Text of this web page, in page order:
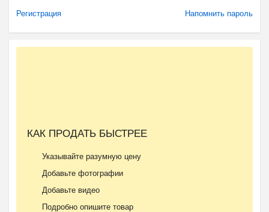
Регистрация Напомнить пароль
КАК ПРОДАТЬ БЫСТРЕЕ
Указывайте разумную цену
Добавьте фотографии
Добавьте видео
Подробно опишите товар